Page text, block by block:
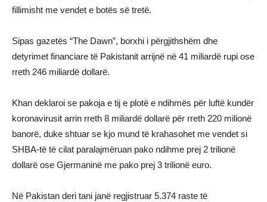
fillimisht me vendet e botës së tretë.
Sipas gazetës “The Dawn”, borxhi i përgjithshëm dhe
detyrimet financiare të Pakistanit arrijnë në 41 miliardë rupi ose
rreth 246 miliardë dollarë.
Khan deklaroi se pakoja e tij e plotë e ndihmës për luftë kundër
koronavirusit arrin rreth 8 miliardë dollarë për rreth 220 milionë
banorë, duke shtuar se kjo mund të krahasohet me vendet si
SHBA-të të cilat paralajmëruan pako ndihme prej 2 trilionë
dollarë ose Gjermaninë me pako prej 3 trilionë euro.
Në Pakistan deri tani janë regjistruar 5.374 raste të